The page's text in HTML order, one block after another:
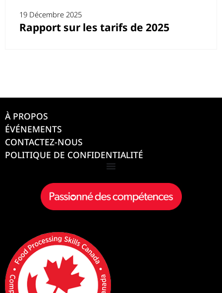
19 Décembre 2025
Rapport sur les tarifs de 2025
À PROPOS
ÉVÉNEMENTS
CONTACTEZ-NOUS
POLITIQUE DE CONFIDENTIALITÉ